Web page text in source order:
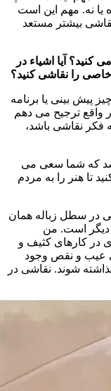
نه. مهم این است
بیشتر مستعد
آیا اشیاء در
خاصی را نقاشی کنید؟
پیش بینی یا برنامه
ترجیح می دهم
فکر نقاشی باشد،
که شما سعی می
تا هنر را به مردم
در سطل زباله همان
دیگر است. من
کارهای کثیف و
بی عیب و نقص وجود
شوند. نقاشی در